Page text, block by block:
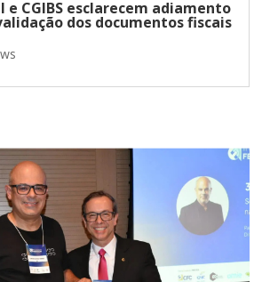
e CGIBS esclarecem adiamento
dos documentos fiscais